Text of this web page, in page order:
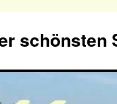
schönsten